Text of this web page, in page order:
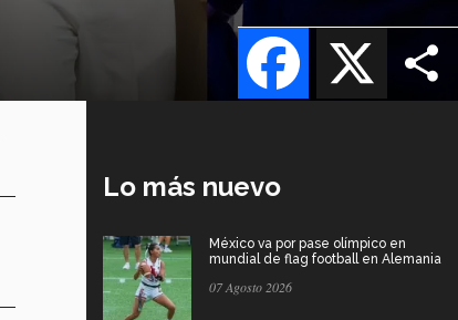
X
Facebook
Lo más nuevo
México va por pase olímpico en
mundial de flag football en Alemania
07 Agosto 2026